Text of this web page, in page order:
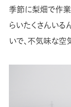
季節に梨畑で作業
らいたくさんいる
いで、不気味な空